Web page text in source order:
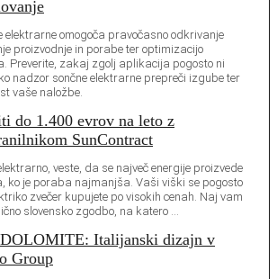
elektrarne omogoča pravočasno odkrivanje
proizvodnje in porabe ter optimizacijo
Preverite, zakaj zgolj aplikacija pogosto ni
nadzor sončne elektrarne prepreči izgube ter
vaše naložbe.
do 1.400 evrov na leto z
SunContract
veste, da se največ energije proizvede
ko je poraba najmanjša. Vaši viški se pogosto
zvečer kupujete po visokih cenah. Naj vam
slovensko zgodbo, na katero …
Italijanski dizajn v
Group